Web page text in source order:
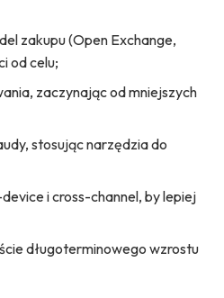
zakupu (Open Exchange,
od celu;
zaczynając od mniejszych
stosując narzędzia do
i cross-channel, by lepiej
długoterminowego wzrostu